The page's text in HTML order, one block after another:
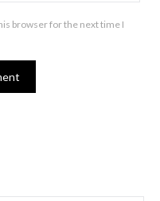
browser for the next time I